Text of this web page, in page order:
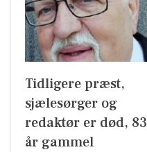
Tidligere præst,
sjælesørger og
redaktør er død, 83
år gammel